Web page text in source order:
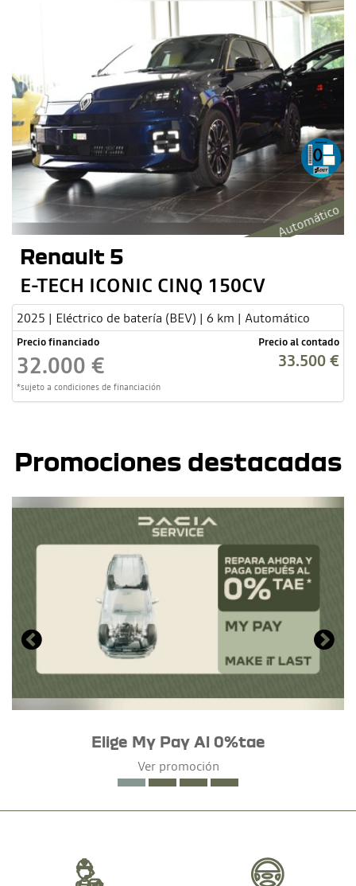
Automático
Renault 5
E-TECH ICONIC CINQ 150CV
2025 | Eléctrico de batería (BEV) | 6 km | Automático
Precio financiado
32.000 €
*sujeto a condiciones de financiación
Precio al contado
33.500 €
Promociones destacadas
Elige My Pay Al 0%tae
Ver promoción